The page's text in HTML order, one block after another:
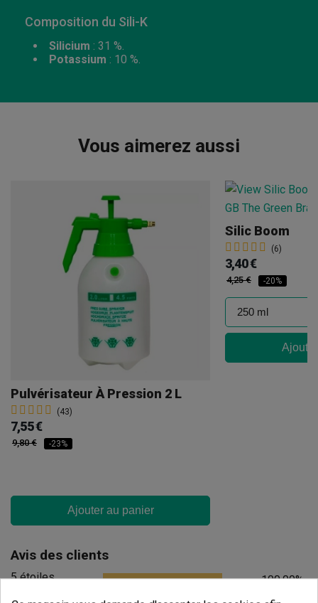
Composition du Sili-K
Silicium : 31 %.
Potassium : 10 %.
Vous aimerez aussi
Pulvérisateur À Pression 2 L
(43)
7,55 €
9,80 € -23%
Ajouter au panier
Silic Boom
(6)
3,40 €
4,25 € -20%
Avis des clients
5 étoiles
100.00%